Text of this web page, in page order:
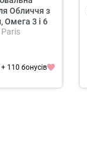
Обличчя з
Омега 3 і 6
Rosée
Paris
+ 110 бонусів